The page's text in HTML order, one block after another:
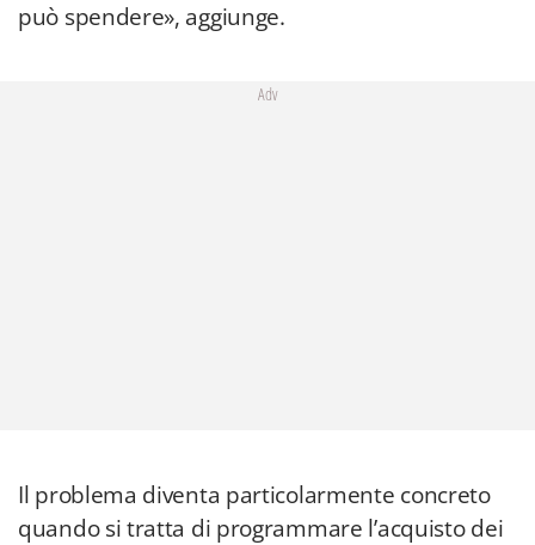
può spendere», aggiunge.
Adv
Il problema diventa particolarmente concreto
quando si tratta di programmare l’acquisto dei